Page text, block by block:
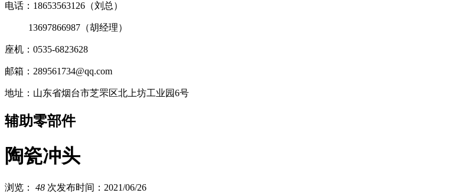
电话：18653563126（刘总）
13697866987（胡经理）
座机：0535-6823628
邮箱：289561734@qq.com
地址：山东省烟台市芝罘区北上坊工业园6号
辅助零部件
陶瓷冲头
浏览： 48 次发布时间：2021/06/26